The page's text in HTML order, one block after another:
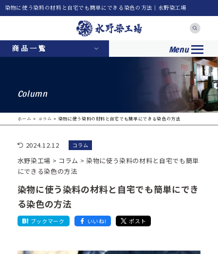
染物に使う染料の材料と自宅でも簡単にできる染色の方法｜水野染工場
商品一覧 Menu
Column
ホーム » コラム » 染物に使う染料の材料と自宅でも簡単にできる染色の方法
2024.12.12 コラム
水野染工場 > コラム > 染物に使う染料の材料と自宅でも簡単
にできる染色の方法
染物に使う染料の材料と自宅でも簡単にでき
る染色の方法
ブックマーク いいね! ポスト